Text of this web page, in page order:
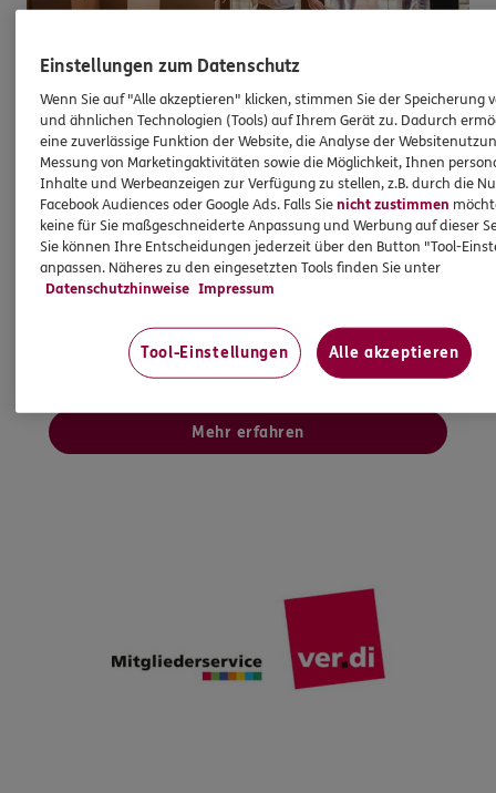
Immobilienfinanzierung
So werden Wohnträume Wirklichkeit
Ganz egal, ob Sie kaufen, bauen oder
modernisieren möchten - bei uns sind Sie mit
Wüstenrot als starkem Partner gut aufgehoben.
Finanzierungsangebot - ganz transparent und zu
Top-Konditionen.
Mehr erfahren
Einstellungen zum Datenschutz
Wenn Sie auf "Alle akzeptieren" klicken, stimmen Sie der Speicherung
und ähnlichen Technologien (Tools) auf Ihrem Gerät zu. Dadurch
eine zuverlässige Funktion der Website, die Analyse der
Messung von Marketingaktivitäten sowie die Möglichkeit, Ihnen
Inhalte und Werbeanzeigen zur Verfügung zu stellen, z.B. durch die
Facebook Audiences oder Google Ads. Falls Sienicht zustimmen
keine für Sie maßgeschneiderte Anpassung und Werbung auf dieser
Sie können Ihre Entscheidungen jederzeit über den Button "Tool-
anpassen. Näheres zu den eingesetzten Tools finden Sie unter
Datenschutzhinweise Impressum
Tool-Einstellungen Alle akzeptieren